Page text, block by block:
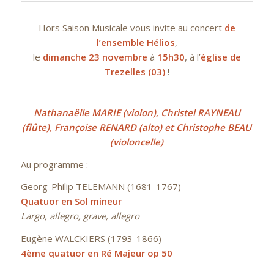
Hors Saison Musicale vous invite au concert de
l’ensemble Hélios,
le dimanche 23 novembre à 15h30, à l’église de
Trezelles (03)!
Nathanaëlle MARIE (violon), Christel RAYNEAU
(flûte), Françoise RENARD (alto) et Christophe BEAU
(violoncelle)
Au programme :
Georg-Philip TELEMANN (1681-1767)
Quatuor en Sol mineur
Largo, allegro, grave, allegro
Eugène WALCKIERS (1793-1866)
4ème quatuor en Ré Majeur op 50